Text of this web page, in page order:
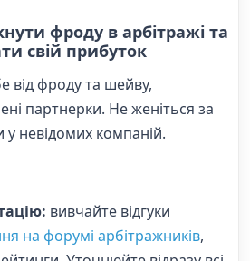
фроду в арбітражі та
свій прибуток
від фроду та шейву,
партнерки. Не женіться за
невідомих компаній.
вивчайте відгуки
на форумі арбітражників,